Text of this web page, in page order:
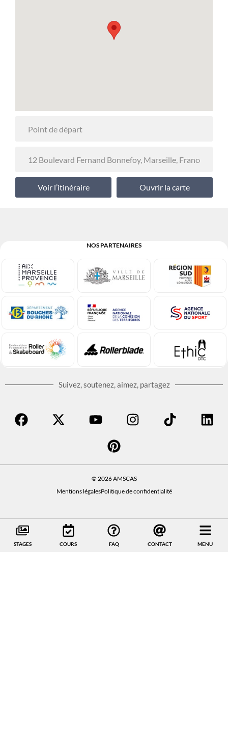
Voir l’itinéraire Ouvrir la carte
NOS PARTENAIRES
Suivez, soutenez, aimez, partagez
© 2026 AMSCAS
Mentions légalesPolitique de confidentialité
STAGES COURS FAQ CONTACT MENU